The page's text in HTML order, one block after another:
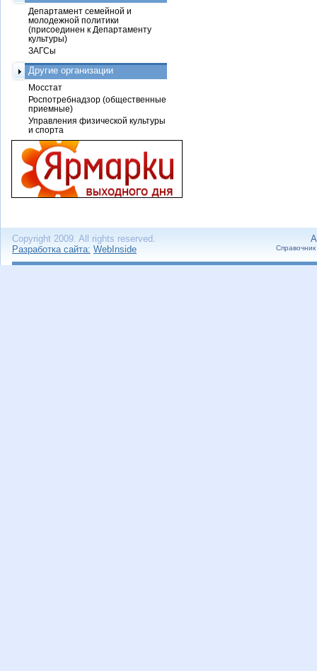
Департамент семейной и
молодежной политики
(присоединен к Департаменту
культуры)
ЗАГСы
Другие организации
Мосстат
Роспотребнадзор (общественные
приемные)
Управления физической культуры
и спорта
Copyright 2009. All rights reserved.
Разработка сайта: WebInside